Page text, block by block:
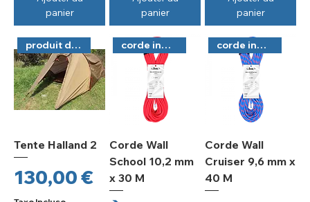
panier
panier
panier
produit d'occasion
Tente Halland 2
Prix
130,00 €
corde indoor
Corde Wall
School 10,2 mm
x 30 M
corde indoor
Corde Wall
Cruiser 9,6 mm x
40 M